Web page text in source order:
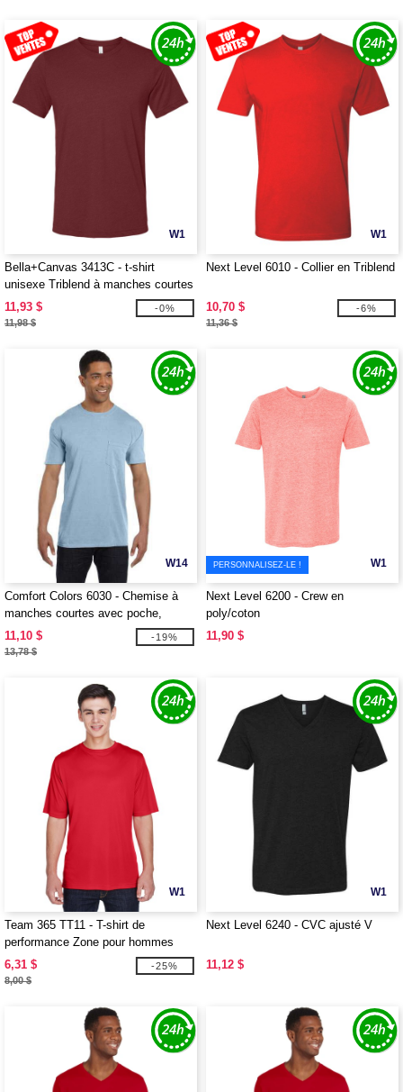
W1
Bella+Canvas 3413C - t-shirt
unisexe Triblend à manches courtes
11,93 $
11,98 $
-0%
W1
Next Level 6010 - Collier en Triblend
10,70 $
11,36 $
-6%
W14
Comfort Colors 6030 - Chemise à
manches courtes avec poche,
teintée dans la masse
11,10 $
13,78 $
-19%
W1
PERSONNALISEZ-LE !
Next Level 6200 - Crew en
poly/coton
11,90 $
W1
Team 365 TT11 - T-shirt de
performance Zone pour hommes
6,31 $
8,00 $
-25%
W1
Next Level 6240 - CVC ajusté V
11,12 $